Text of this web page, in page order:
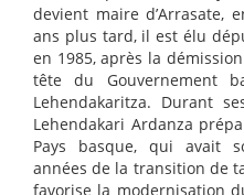
devient maire d’Arrasate,
ans plus tard, il est élu
en 1985, après la
tête du Gouvernement
Lehendakaritza. Durant
Lehendakari Ardanza
Pays basque, qui avait
années de la transition de
favorise la modernisation